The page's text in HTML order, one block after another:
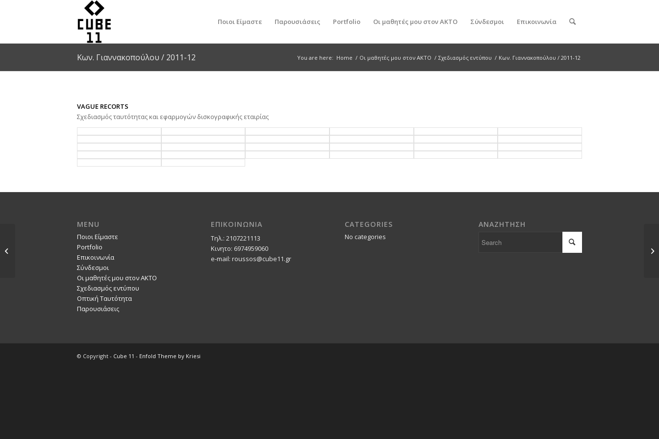
Ποιοι Είμαστε Παρουσιάσεις Portfolio Οι μαθητές μου στον ΑΚΤΟ Σύνδεσμοι Επικοινωνία
Κων. Γιαννακοπούλου / 2011-12 You are here: Home / Οι μαθητές μου στον ΑΚΤΟ / Σχεδιασμός εντύπου / Κων. Γιαννακοπούλου / 2011-12
VAGUE RECORTS
Σχεδιασμός ταυτότητας και εφαρμογών δισκογραφικής εταιρίας
MENU
Ποιοι Είμαστε
Portfolio
Επικοινωνία
Σύνδεσμοι
Οι μαθητές μου στον ΑΚΤΟ
Σχεδιασμός εντύπου
Οπτική Ταυτότητα
Παρουσιάσεις
ΕΠΙΚΟΙΝΩΝΙΑ
Τηλ.: 2107221113
Κινητο: 6974959060
e-mail: roussos@cube11.gr
CATEGORIES
No categories
ΑΝΑΖΗΤΗΣΗ
© Copyright - Cube 11 - Enfold Theme by Kriesi
Μαρίνα Παππά / 2010-